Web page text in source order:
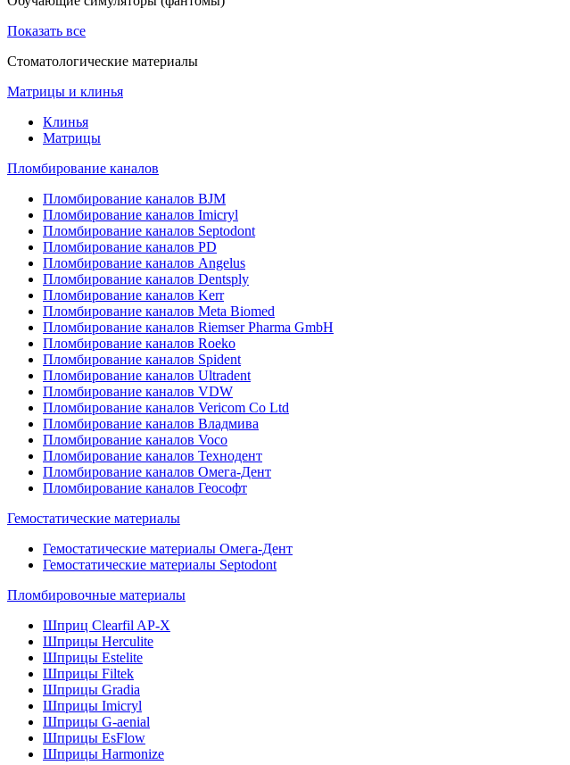
Показать все
Стоматологические материалы
Матрицы и клинья
Клинья
Матрицы
Пломбирование каналов
Пломбирование каналов BJM
Пломбирование каналов Imicryl
Пломбирование каналов Septodont
Пломбирование каналов PD
Пломбирование каналов Angelus
Пломбирование каналов Dentsply
Пломбирование каналов Kerr
Пломбирование каналов Meta Biomed
Пломбирование каналов Riemser Pharma GmbH
Пломбирование каналов Roeko
Пломбирование каналов Spident
Пломбирование каналов Ultradent
Пломбирование каналов VDW
Пломбирование каналов Vericom Co Ltd
Пломбирование каналов Владмива
Пломбирование каналов Voco
Пломбирование каналов Технодент
Пломбирование каналов Омега-Дент
Пломбирование каналов Геософт
Гемостатические материалы
Гемостатические материалы Омега-Дент
Гемостатические материалы Septodont
Пломбировочные материалы
Шприц Clearfil AP-X
Шприцы Herculite
Шприцы Estelite
Шприцы Filtek
Шприцы Gradia
Шприцы Imicryl
Шприцы G-aenial
Шприцы EsFlow
Шприцы Harmonize